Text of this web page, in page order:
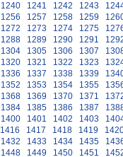
1240 1241 1242 1243
1256 1257 1258 1259
1272 1273 1274 1275
1288 1289 1290 1291
1304 1305 1306 1307
1320 1321 1322 1323
1336 1337 1338 1339
1352 1353 1354 1355
1368 1369 1370 1371
1384 1385 1386 1387
1400 1401 1402 1403
1416 1417 1418 1419
1432 1433 1434 1435
1448 1449 1450 1451